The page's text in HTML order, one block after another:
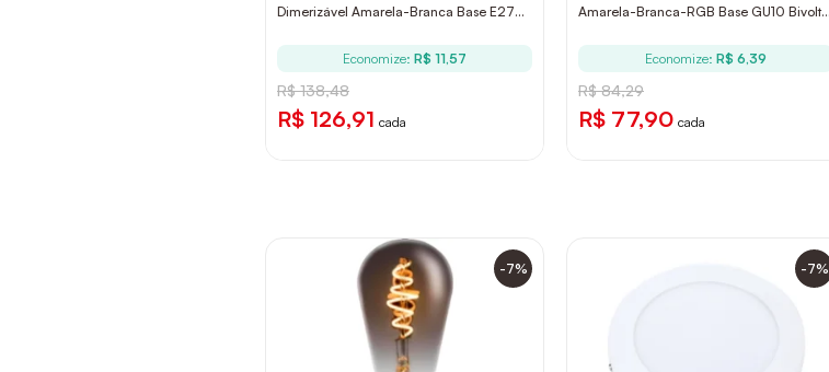
Dimerizável Amarela-Branca Base E27
Economize: R$ 11,57
R$ 138,48
R$ 126,91 cada
Amarela-Branca-RGB Base GU10 Bivolt
Economize: R$ 6,39
R$ 84,29
R$ 77,90 cada
-7% -7%